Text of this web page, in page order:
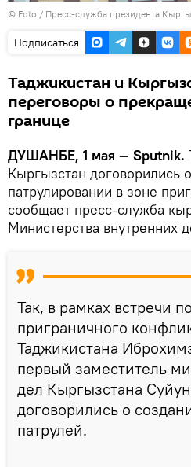
© Foto / Пресс-служба президента
Подписаться
Таджикистан и
переговоры о
границе
ДУШАНБЕ, 1 мая — Sputnik.
Кыргызстан договорились
патрулировании в зоне
сообщает пресс-служба
Министерства внутренних
Так, в рамках встречи
приграничного
Таджикистана
первый заместитель
дел Кыргызстана
договорились о
патрулей.